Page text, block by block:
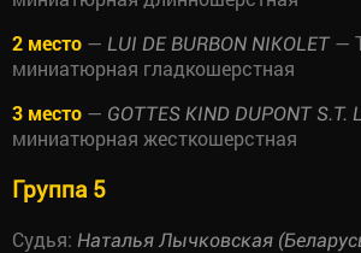
2 место — LUI DE BURBON NIKOLET—
миниатюрная гладкошерстная
3 место — GOTTES KIND DUPONT S.T.
миниатюрная жесткошерстная
Группа 5
Судья: Наталья Лычковская